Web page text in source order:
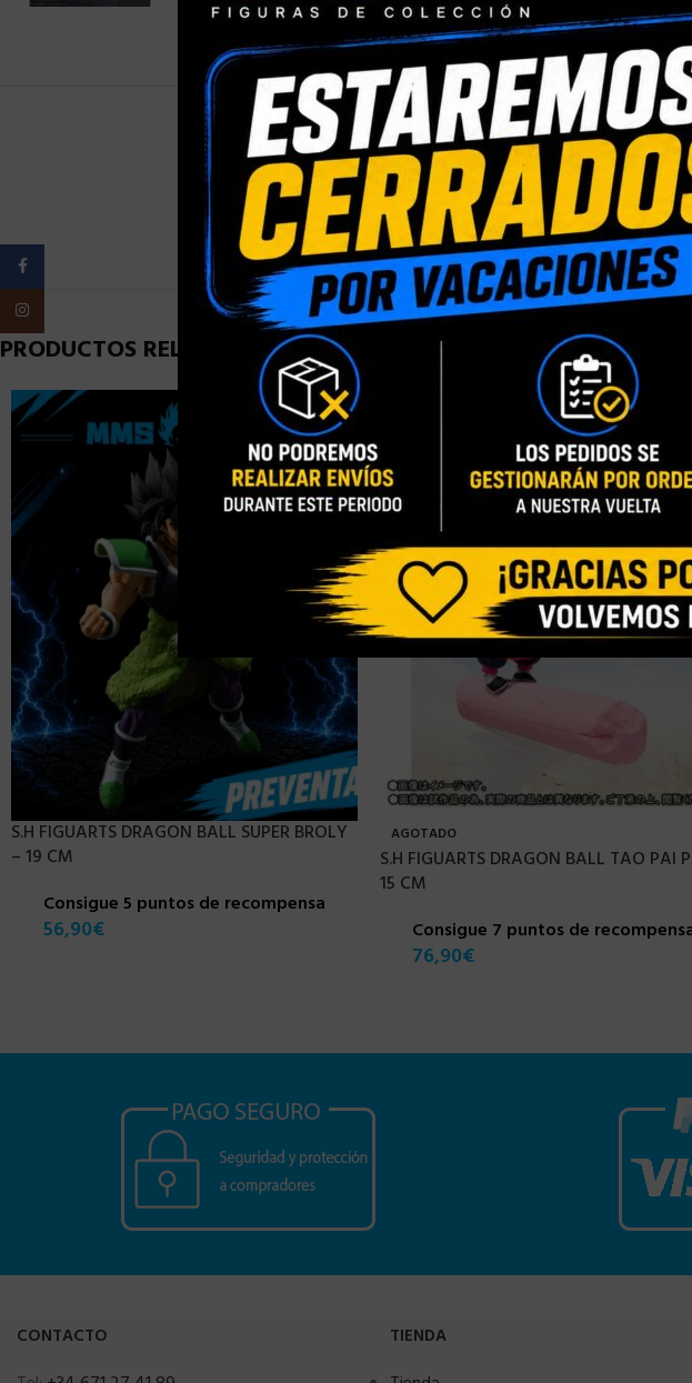
PESO
PRODUCTOS RELACIONADOS
S.H FIGUARTS DRAGON BALL SUPER BROLY
– 19 CM
Consigue 5 puntos de recompensa
56,90€
AGOTADO
S.H FIGUARTS DRAGON BALL TAO PAI
15 CM
Consigue 7 puntos de
76,90€
CONTACTO TIENDA